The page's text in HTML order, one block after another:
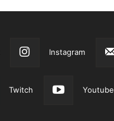
Instagram
Twitch Youtube